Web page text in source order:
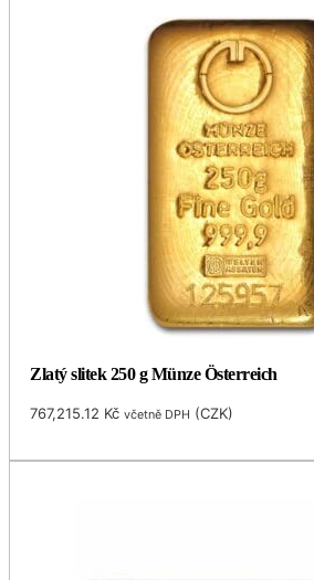
Zlatý slitek 250 g Münze Österreich
767,215.12 Kč včetně DPH (CZK)